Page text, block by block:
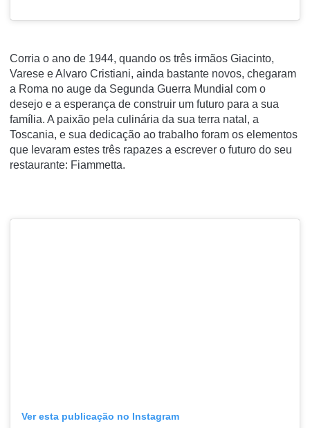
Corria o ano de 1944, quando os três irmãos Giacinto,
Varese e Alvaro Cristiani, ainda bastante novos, chegaram
a Roma no auge da Segunda Guerra Mundial com o
desejo e a esperança de construir um futuro para a sua
família. A paixão pela culinária da sua terra natal, a
Toscania, e sua dedicação ao trabalho foram os elementos
que levaram estes três rapazes a escrever o futuro do seu
restaurante: Fiammetta.
Ver esta publicação no Instagram